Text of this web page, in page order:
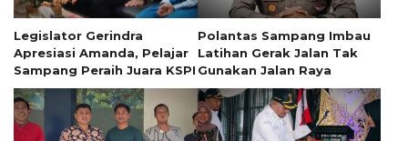
Legislator Gerindra
Apresiasi Amanda, Pelajar
Sampang Peraih Juara KSPI
Polantas Sampang Imbau
Latihan Gerak Jalan Tak
Gunakan Jalan Raya